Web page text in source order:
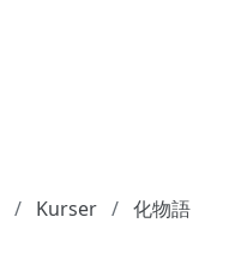
Kurser 化物語